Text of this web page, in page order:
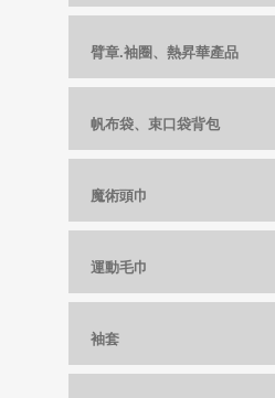
臂章.袖圈、熱昇華產品
帆布袋、束口袋背包
魔術頭巾
運動毛巾
袖套